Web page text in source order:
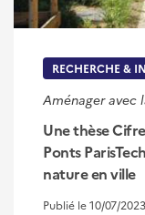
RECHERCHE &
Aménager avec
Une thèse
Ponts
nature en ville
Publié le 10/07/2023